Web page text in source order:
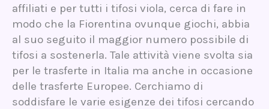
affiliati e per tutti i tifosi viola, cerca di fare in
modo che la Fiorentina ovunque giochi, abbia
al suo seguito il maggior numero possibile di
tifosi a sostenerla. Tale attività viene svolta sia
per le trasferte in Italia ma anche in occasione
delle trasferte Europee. Cerchiamo di
soddisfare le varie esigenze dei tifosi cercando